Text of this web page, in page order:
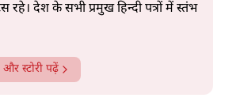
रहे। देश के सभी प्रमुख हिन्दी पत्रों में स्तंभ
स्टोरी पढ़ें